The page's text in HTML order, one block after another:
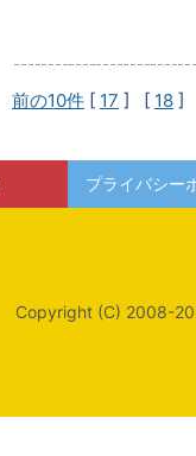
前の10件 [ 17 ] [ 18 ]
プライバシー
Copyright (C) 2008-